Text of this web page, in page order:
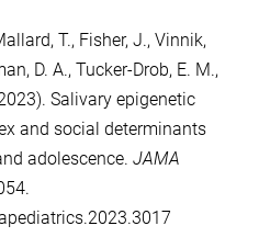
T., Fisher, J., Vinnik,
D. A., Tucker-Drob, E. M.,
Salivary epigenetic
and social determinants
adolescence. JAMA